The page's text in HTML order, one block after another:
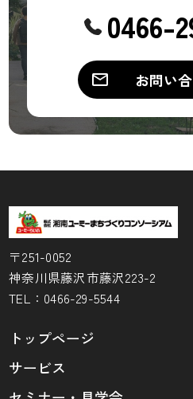
0466-
お問い
〒251-0052
神奈川県藤沢市藤沢223-2
TEL： 0466-29-5544
トップページ
サービス